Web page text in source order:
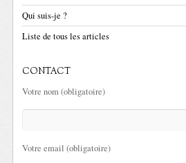
Qui suis-je ?
Liste de tous les articles
CONTACT
Votre nom (obligatoire)
Votre email (obligatoire)